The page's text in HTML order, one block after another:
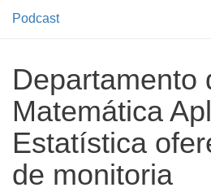
Podcast
Departamento
Matemática
Estatística
de monitoria